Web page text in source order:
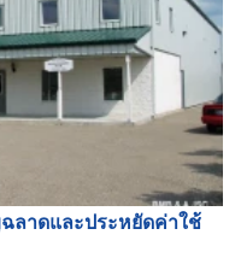
ลาดและประหยัดค่าใช้